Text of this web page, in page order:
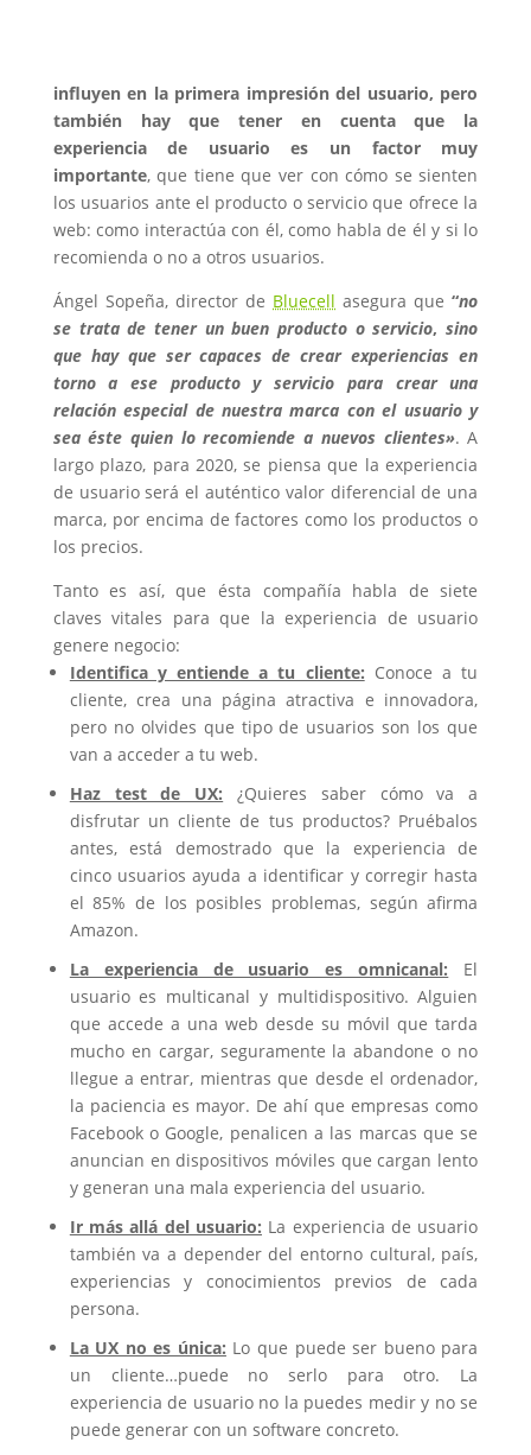
influyen en la primera impresión del usuario, pero
también hay que tener en cuenta que la
experiencia de usuario es un factor muy
importante, que tiene que ver con cómo se sienten
los usuarios ante el producto o servicio que ofrece la
web: como interactúa con él, como habla de él y si lo
recomienda o no a otros usuarios.
Ángel Sopeña, director de Bluecell asegura que“no
se trata de tener un buen producto o servicio,sino
que hay que ser capaces de crear experiencias en
torno a ese producto y servicio para crear una
relación especial de nuestra marca con el usuario y
sea éste quien lo recomiende a nuevos clientes». A
largo plazo, para 2020, se piensa que la experiencia
de usuario será el auténtico valor diferencial de una
marca, por encima de factores como los productos o
los precios.
Tanto es así, que ésta compañía habla de siete
claves vitales para que la experiencia de usuario
genere negocio:
Identifica y entiende a tu cliente: Conoce a tu
cliente, crea una página atractiva e innovadora,
pero no olvides que tipo de usuarios son los que
van a acceder a tu web.
Haz test de UX: ¿Quieres saber cómo va a
disfrutar un cliente de tus productos? Pruébalos
antes, está demostrado que la experiencia de
cinco usuarios ayuda a identificar y corregir hasta
el 85% de los posibles problemas, según afirma
Amazon.
La experiencia de usuario es omnicanal: El
usuario es multicanal y multidispositivo. Alguien
que accede a una web desde su móvil que tarda
mucho en cargar, seguramente la abandone o no
llegue a entrar, mientras que desde el ordenador,
la paciencia es mayor. De ahí que empresas como
Facebook o Google, penalicen a las marcas que se
anuncian en dispositivos móviles que cargan lento
y generan una mala experiencia del usuario.
Ir más allá del usuario: La experiencia de usuario
también va a depender del entorno cultural, país,
experiencias y conocimientos previos de cada
persona.
La UX no es única: Lo que puede ser bueno para
un cliente…puede no serlo para otro. La
experiencia de usuario no la puedes medir y no se
puede generar con un software concreto.